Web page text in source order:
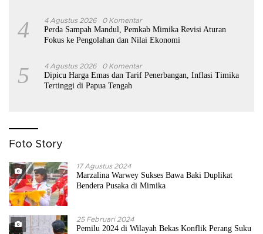
4 4 Agustus 2026 0 Komentar
Perda Sampah Mandul, Pemkab Mimika Revisi Aturan
Fokus ke Pengolahan dan Nilai Ekonomi
5 4 Agustus 2026 0 Komentar
Dipicu Harga Emas dan Tarif Penerbangan, Inflasi Timika
Tertinggi di Papua Tengah
Foto Story
17 Agustus 2024
Marzalina Warwey Sukses Bawa Baki Duplikat
Bendera Pusaka di Mimika
25 Februari 2024
Pemilu 2024 di Wilayah Bekas Konflik Perang Suku